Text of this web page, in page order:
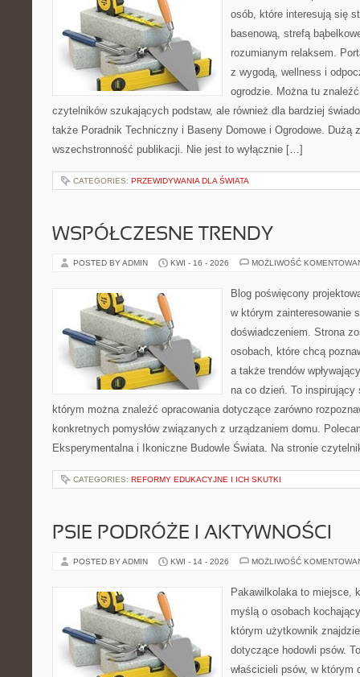
osób, które interesują się
basenową, strefą
rozumianym relaksem.
z wygodą, wellness i
ogrodzie. Można tu
czytelników szukających podstaw, ale również dla bardziej
także Poradnik Techniczny i Baseny Domowe i Ogrodowe. Dużą
wszechstronność publikacji. Nie jest to wyłącznie […]
CATEGORIES: PRZEWIDYWANIA DLA ŚWIATA
WSPÓŁCZESNE TRENDY
POSTED BY ADMIN KWI - 16 - 2026 MOŻLIWOŚĆ
Blog poświęcony
w którym zainteresowanie
doświadczeniem. Strona
osobach, które chcą
a także trendów
na co dzień. To
którym można znaleźć opracowania dotyczące zarówno
konkretnych pomysłów związanych z urządzaniem domu.
Eksperymentalna i Ikoniczne Budowle Świata. Na stronie
CATEGORIES: REFORMY EDUKACYJNE I ICH SKUTKI
PSIE PODRÓŻE I AKTYWNOŚCI
POSTED BY ADMIN KWI - 14 - 2026 MOŻLIWOŚĆ
Pakawilkolaka to miejsce,
myślą o osobach
którym użytkownik
dotyczące hodowli psów.
właścicieli psów, w którym